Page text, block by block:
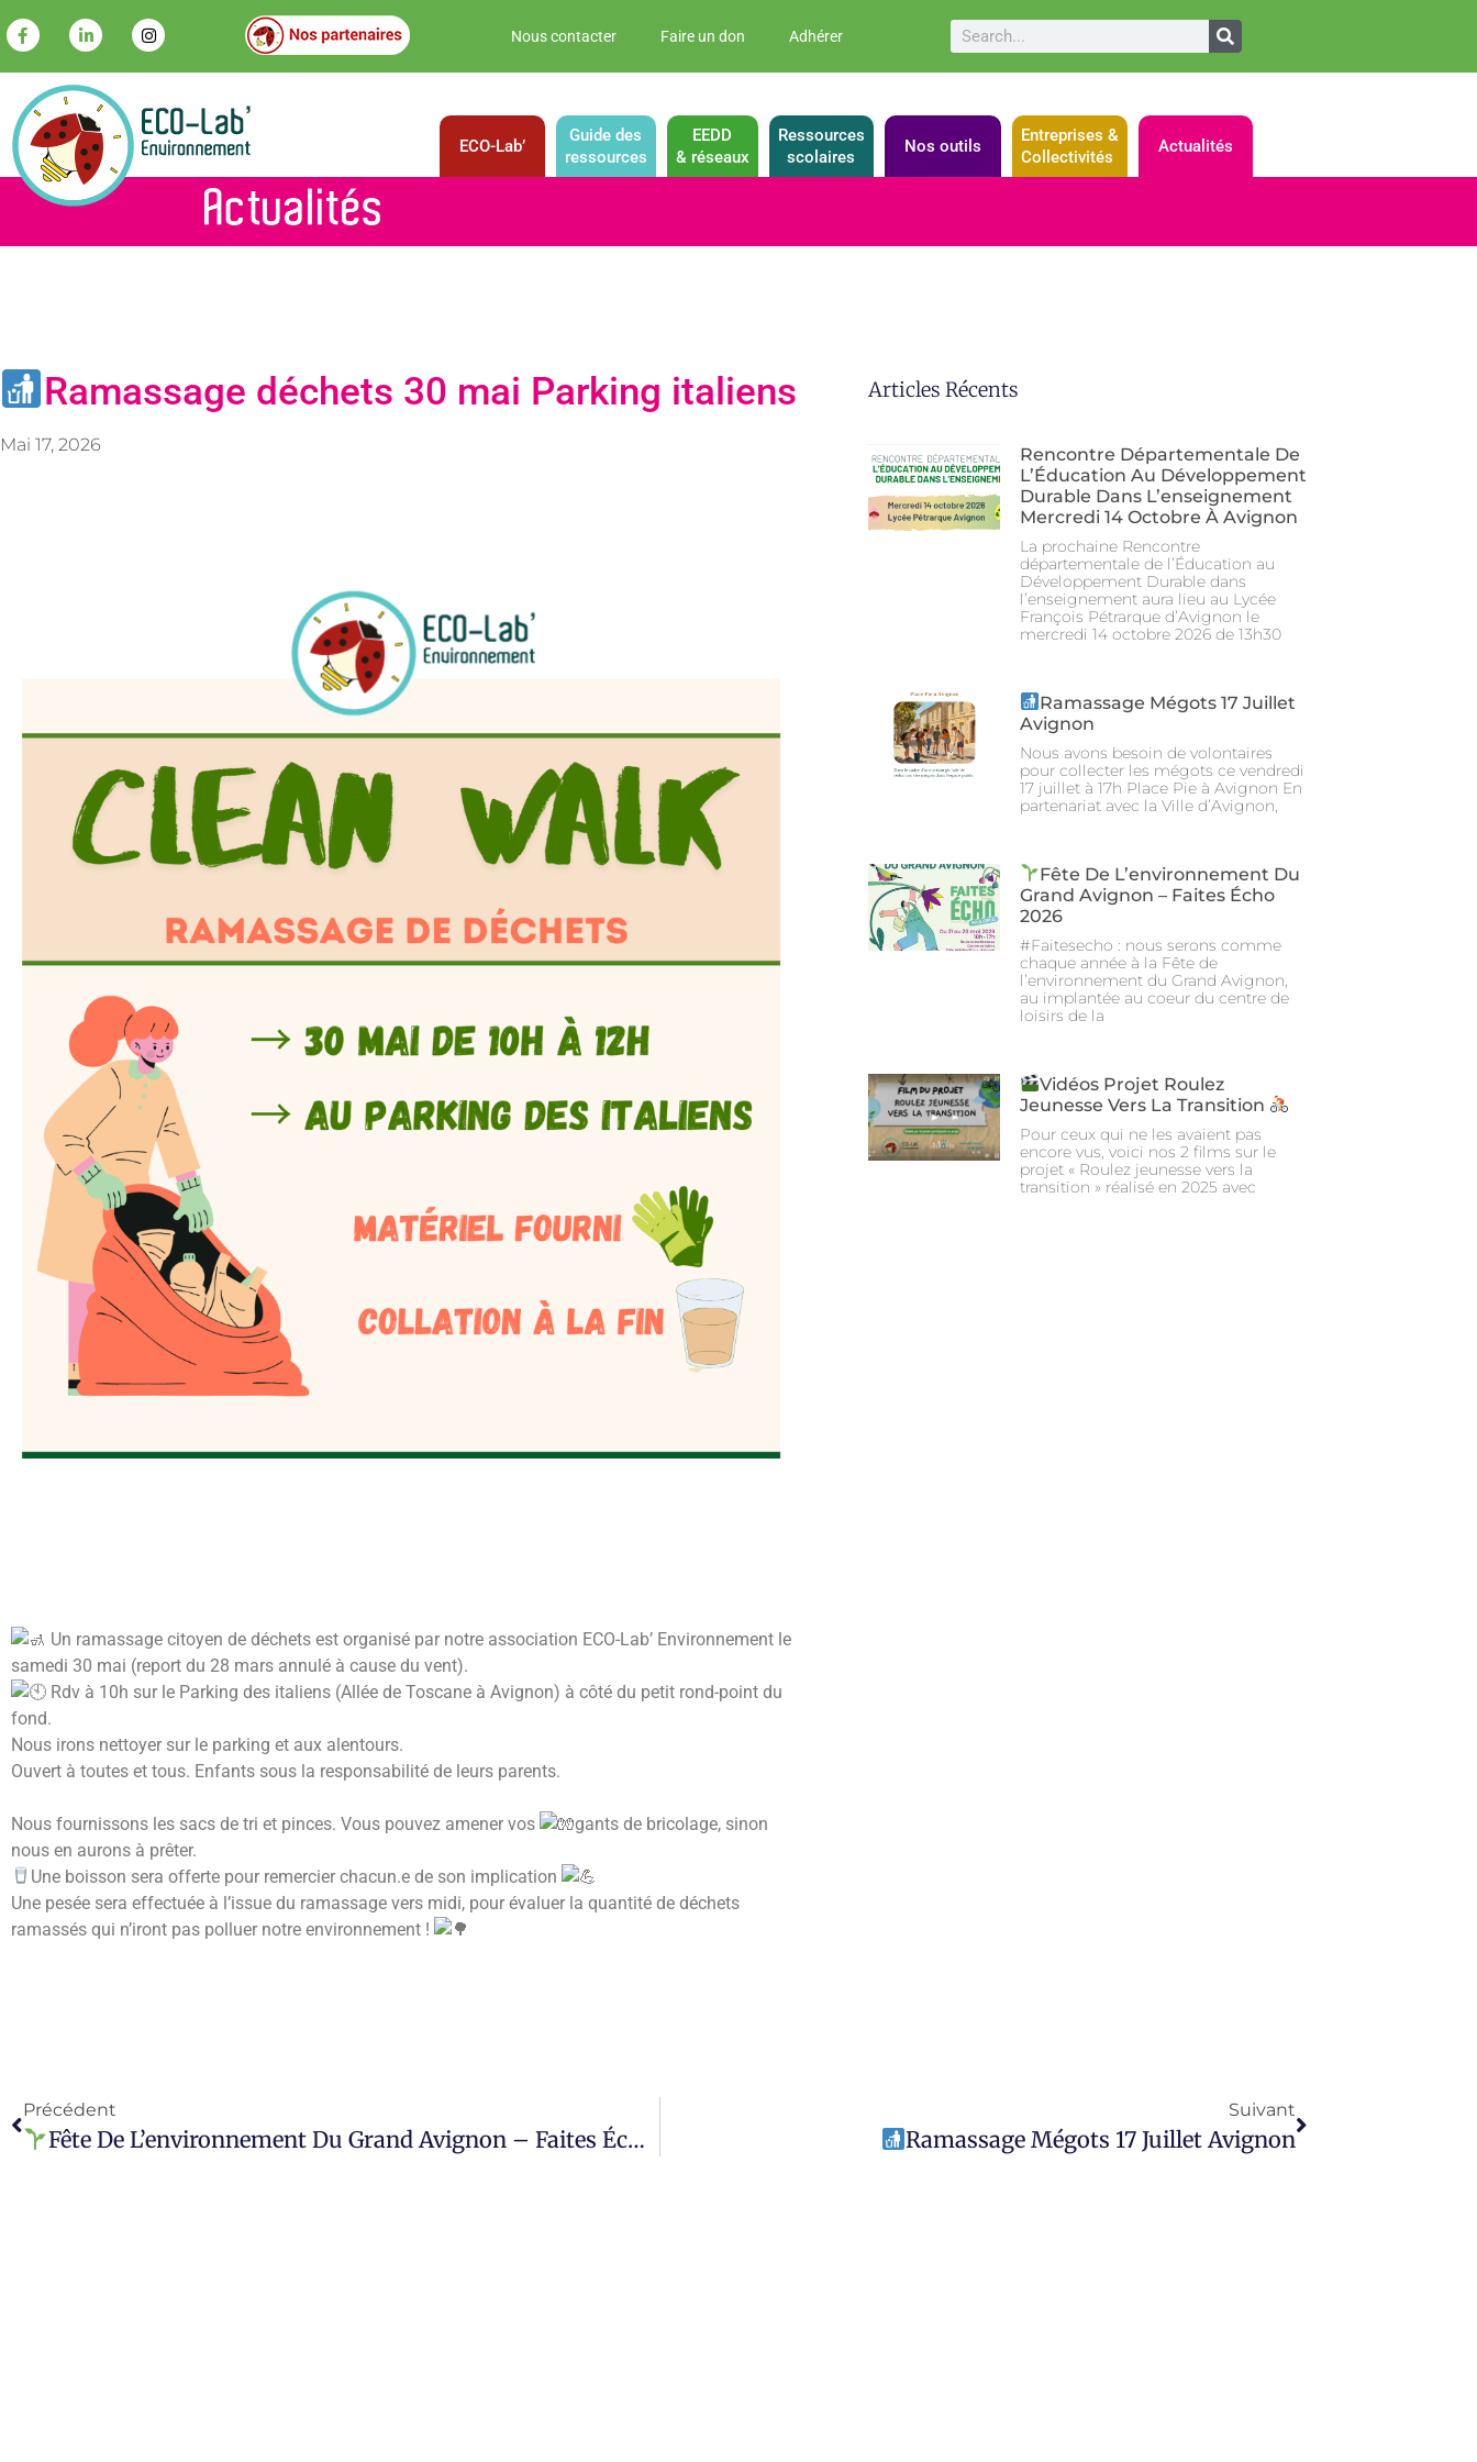
Nous contacter Faire un don Adhérer
ECO-Lab’
Guide des
ressources
EEDD
& réseaux
Ressources
scolaires
Nos outils
Entreprises &
Collectivités
Actualités
Ramassage déchets 30 mai Parking italiens
Mai 17, 2026
Un ramassage citoyen de déchets est organisé par notre association ECO-Lab’ Environnement le
samedi 30 mai (report du 28 mars annulé à cause du vent).
Rdv à 10h sur le Parking des italiens (Allée de Toscane à Avignon) à côté du petit rond-point du
fond.
Nous irons nettoyer sur le parking et aux alentours.
Ouvert à toutes et tous. Enfants sous la responsabilité de leurs parents.
Nous fournissons les sacs de tri et pinces. Vous pouvez amener vos
gants de bricolage, sinon
nous en aurons à prêter.
Une boisson sera offerte pour remercier chacun.e de son implication
Une pesée sera effectuée à l’issue du ramassage vers midi, pour évaluer la quantité de déchets
ramassés qui n’iront pas polluer notre environnement !
Articles Récents
Rencontre Départementale De
L’Éducation Au Développement
Durable Dans L’enseignement
Mercredi 14 Octobre À Avignon
La prochaine Rencontre
départementale de l’Éducation au
Développement Durable dans
l’enseignement aura lieu au Lycée
François Pétrarque d’Avignon le
mercredi 14 octobre 2026 de 13h30
Ramassage Mégots 17 Juillet
Avignon
Nous avons besoin de volontaires
pour collecter les mégots ce vendredi
17 juillet à 17h Place Pie à Avignon En
partenariat avec la Ville d’Avignon,
Fête De L’environnement Du
Grand Avignon – Faites Écho
2026
#Faitesecho : nous serons comme
chaque année à la Fête de
l’environnement du Grand Avignon,
au implantée au coeur du centre de
loisirs de la
Vidéos Projet Roulez
Jeunesse Vers La Transition
Pour ceux qui ne les avaient pas
encore vus, voici nos 2 films sur le
projet « Roulez jeunesse vers la
transition » réalisé en 2025 avec
Précédent
Fête De L’environnement Du Grand Avignon – Faites Écho 2026
Suivant
Ramassage Mégots 17 Juillet Avignon